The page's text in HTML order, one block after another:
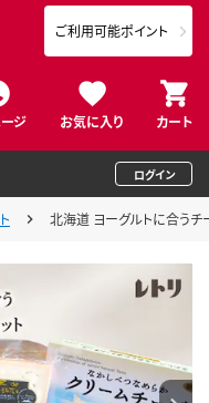
ジ お気に入り カート
ご利用可能ポイント
ログイン
北海道 ヨーグルトに合うチ